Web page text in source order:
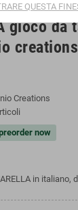
gioco da
Creations
now
in italiano,
QUESTA